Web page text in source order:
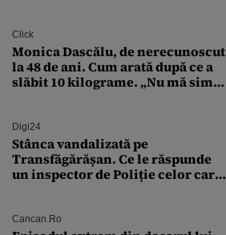
Click
Monica Dascălu, de nerecunoscut
la 48 de ani. Cum arată după ce a
slăbit 10 kilograme. „Nu mă simt
Digi24
Stânca vandalizată pe
Transfăgărășan. Ce le răspunde
un inspector de Poliție celor care
Cancan.ro